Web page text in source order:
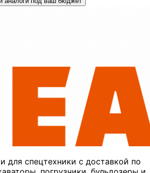
для спецтехники с доставкой по